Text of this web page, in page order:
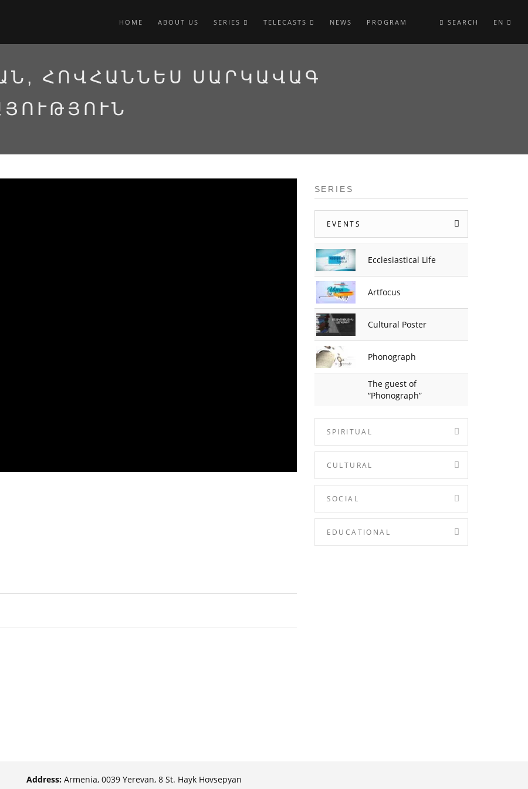
HOME ABOUT US SERIES TELECASTS NEWS PROGRAM SEARCH EN
ՀՈՎՀԱՆՆԵՍ ՍԱՐԿԱՎԱԳ
SERIES
EVENTS
Ecclesiastical Life
Artfocus
Cultural Poster
Phonograph
The guest of
“Phonograph”
SPIRITUAL
CULTURAL
SOCIAL
EDUCATIONAL
Address:Armenia, 0039 Yerevan, 8 St. Hayk Hovsepyan